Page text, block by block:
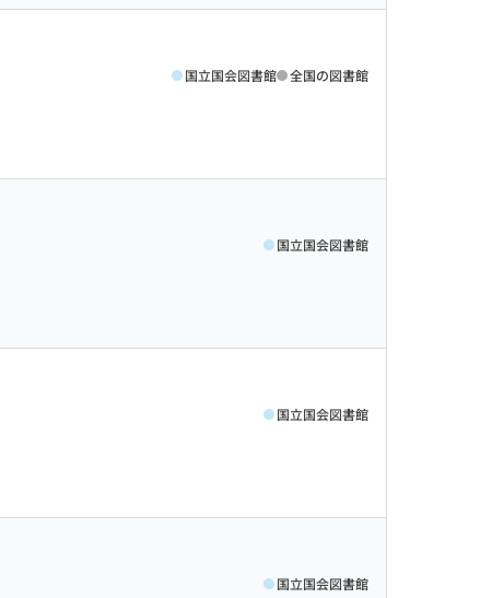
国立国会図書館 全国の図書館
国立国会図書館
国立国会図書館
国立国会図書館